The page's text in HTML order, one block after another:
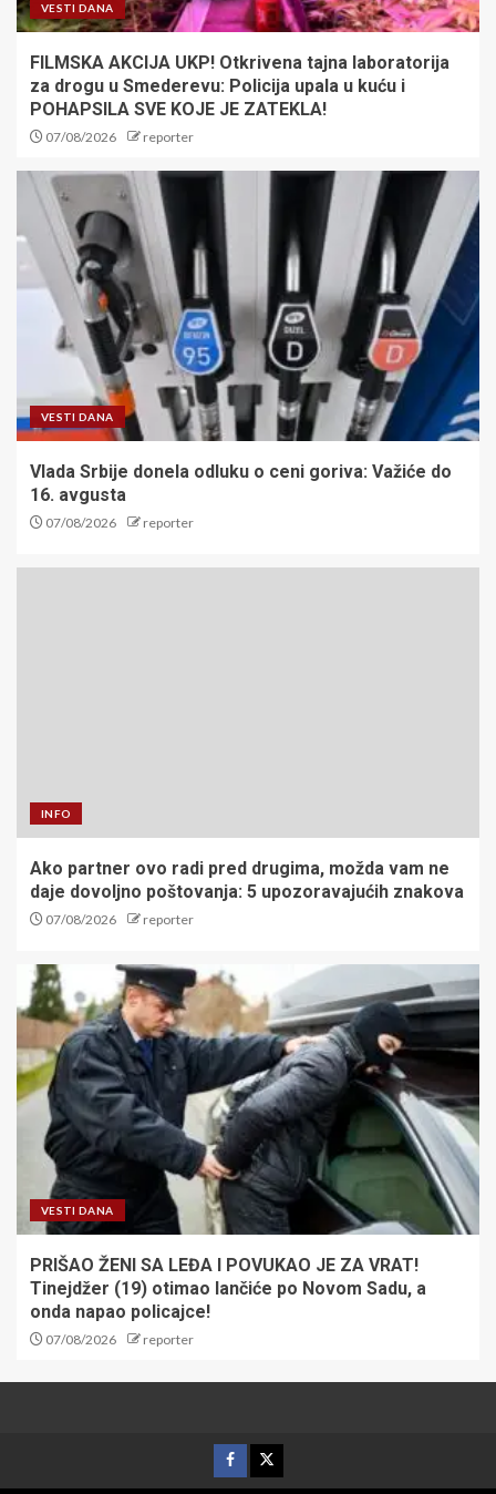
VESTI DANA
FILMSKA AKCIJA UKP! Otkrivena tajna laboratorija
za drogu u Smederevu: Policija upala u kuću i
POHAPSILA SVE KOJE JE ZATEKLA!
07/08/2026 reporter
VESTI DANA
Vlada Srbije donela odluku o ceni goriva: Važiće do
16. avgusta
07/08/2026 reporter
INFO
Ako partner ovo radi pred drugima, možda vam ne
daje dovoljno poštovanja: 5 upozoravajućih znakova
07/08/2026 reporter
VESTI DANA
PRIŠAO ŽENI SA LEĐA I POVUKAO JE ZA VRAT!
Tinejdžer (19) otimao lančiće po Novom Sadu, a
onda napao policajce!
07/08/2026 reporter